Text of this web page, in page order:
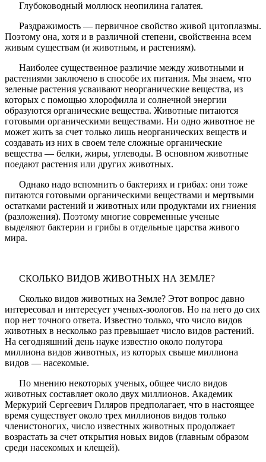
Глубоководный моллюск неопилина галатея.
Раздражимость — первичное свойство живой цитоплазмы.
Поэтому она, хотя и в различной степени, свойственна всем
живым существам (и животным, и растениям).
Наиболее существенное различие между животными и
растениями заключено в способе их питания. Мы знаем, что
зеленые растения усваивают неорганические вещества, из
которых с помощью хлорофилла и солнечной энергии
образуются органические вещества. Животные питаются
готовыми органическими веществами. Ни одно животное не
может жить за счет только лишь неорганических веществ и
создавать из них в своем теле сложные органические
вещества — белки, жиры, углеводы. В основном животные
поедают растения или других животных.
Однако надо вспомнить о бактериях и грибах: они тоже
питаются готовыми органическими веществами и мертвыми
остатками растений и животных или продуктами их гниения
(разложения). Поэтому многие современные ученые
выделяют бактерии и грибы в отдельные царства живого
мира.
СКОЛЬКО ВИДОВ ЖИВОТНЫХ НА ЗЕМЛЕ?
Сколько видов животных на Земле? Этот вопрос давно
интересовал и интересует ученых-зоологов. Но на него до сих
пор нет точного ответа. Известно только, что число видов
животных в несколько раз превышает число видов растений.
На сегодняшний день науке известно около полутора
миллиона видов животных, из которых свыше миллиона
видов — насекомые.
По мнению некоторых ученых, общее число видов
животных составляет около двух миллионов. Академик
Меркурий Сергеевич Гиляров предполагает, что в настоящее
время существует около трех миллионов видов только
членистоногих, число известных животных продолжает
возрастать за счет открытия новых видов (главным образом
среди насекомых и клещей).